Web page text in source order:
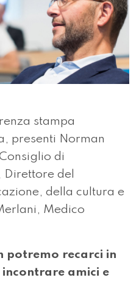
stampa
presenti Norman
di
Direttore del
della cultura e
Medico
potremo recarci in
amici e